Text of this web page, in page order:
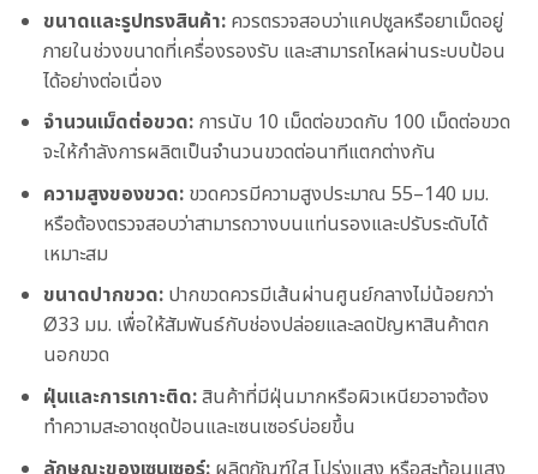
ขนาดและรูปทรงสินค้า:ควรตรวจสอบว่าแคปซูลหรือยาเม็ดอยู่
ภายในช่วงขนาดที่เครื่องรองรับ และสามารถไหลผ่านระบบป้อน
ได้อย่างต่อเนื่อง
จำนวนเม็ดต่อขวด:การนับ 10 เม็ดต่อขวดกับ 100 เม็ดต่อขวด
จะให้กำลังการผลิตเป็นจำนวนขวดต่อนาทีแตกต่างกัน
ความสูงของขวด:ขวดควรมีความสูงประมาณ 55–140 มม.
หรือต้องตรวจสอบว่าสามารถวางบนแท่นรองและปรับระดับได้
เหมาะสม
ขนาดปากขวด:ปากขวดควรมีเส้นผ่านศูนย์กลางไม่น้อยกว่า
Ø33 มม. เพื่อให้สัมพันธ์กับช่องปล่อยและลดปัญหาสินค้าตก
นอกขวด
ฝุ่นและการเกาะติด:สินค้าที่มีฝุ่นมากหรือผิวเหนียวอาจต้อง
ทำความสะอาดชุดป้อนและเซนเซอร์บ่อยขึ้น